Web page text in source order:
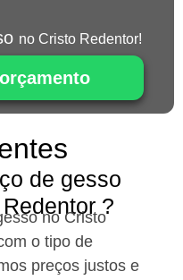
no Cristo Redentor!
de gesso
?
no Cristo
o tipo de
preços justos e